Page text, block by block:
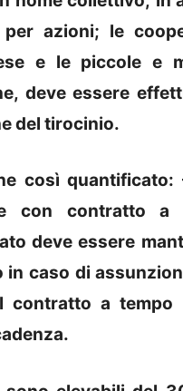
azioni; le
e le piccole e
deve essere
del tirocinio.
così
con contratto a
deve essere
in caso di
contratto a tempo